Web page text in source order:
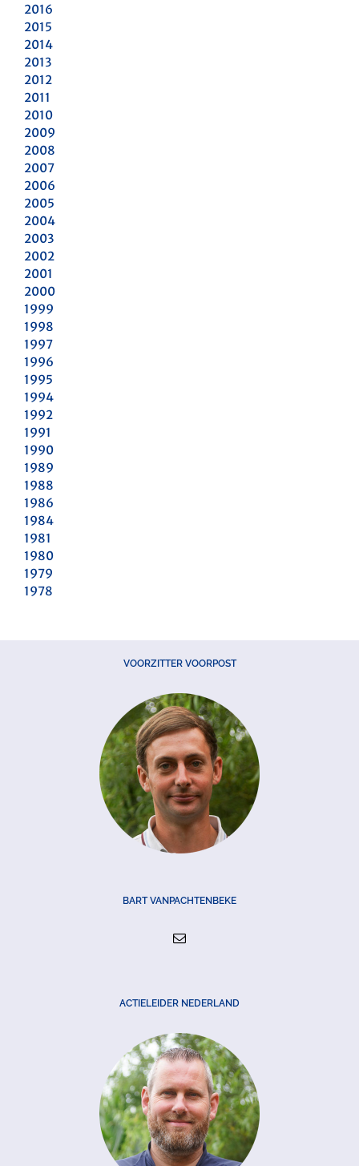
2016
2015
2014
2013
2012
2011
2010
2009
2008
2007
2006
2005
2004
2003
2002
2001
2000
1999
1998
1997
1996
1995
1994
1992
1991
1990
1989
1988
1986
1984
1981
1980
1979
1978
VOORZITTER VOORPOST
BART VANPACHTENBEKE
ACTIELEIDER NEDERLAND